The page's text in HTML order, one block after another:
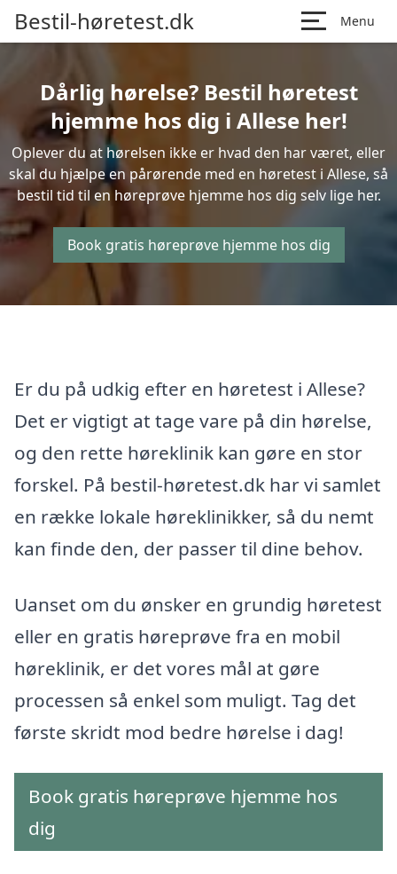
Bestil-høretest.dk Menu
Dårlig hørelse? Bestil høretest
hjemme hos dig i Allese her!
Oplever du at hørelsen ikke er hvad den har været, eller
skal du hjælpe en pårørende med en høretest i Allese, så
bestil tid til en høreprøve hjemme hos dig selv lige her.
Book gratis høreprøve hjemme hos dig
Er du på udkig efter en høretest i Allese?
Det er vigtigt at tage vare på din hørelse,
og den rette høreklinik kan gøre en stor
forskel. På bestil-høretest.dk har vi samlet
en række lokale høreklinikker, så du nemt
kan finde den, der passer til dine behov.
Uanset om du ønsker en grundig høretest
eller en gratis høreprøve fra en mobil
høreklinik, er det vores mål at gøre
processen så enkel som muligt. Tag det
første skridt mod bedre hørelse i dag!
Book gratis høreprøve hjemme hos
dig